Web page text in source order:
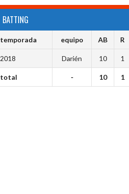
BATTING
temporada equipo AB R
2018 Darién 10 1
total - 10 1